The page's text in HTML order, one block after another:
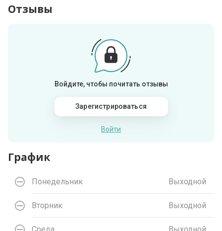
Отзывы
Войдите, чтобы почитать отзывы
Зарегистрироваться
Войти
График
Понедельник Выходной
Вторник Выходной